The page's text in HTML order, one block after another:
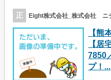
正 Eight株式会社_株式会社
【熊
【居
7850
プ！...